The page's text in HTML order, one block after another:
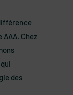
Chez
des